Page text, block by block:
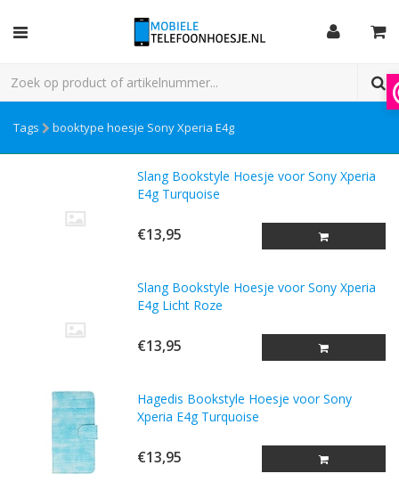
Tags booktype hoesje Sony Xperia E4g
Slang Bookstyle Hoesje voor Sony Xperia
E4g Turquoise
€13,95
Slang Bookstyle Hoesje voor Sony Xperia
E4g Licht Roze
€13,95
Hagedis Bookstyle Hoesje voor Sony
Xperia E4g Turquoise
€13,95